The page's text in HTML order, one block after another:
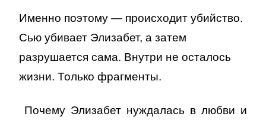
Именно поэтому — происходит убийство.
Сью убивает Элизабет, а затем
разрушается сама. Внутри не осталось
жизни. Только фрагменты.
Почему Элизабет нуждалась в любви и